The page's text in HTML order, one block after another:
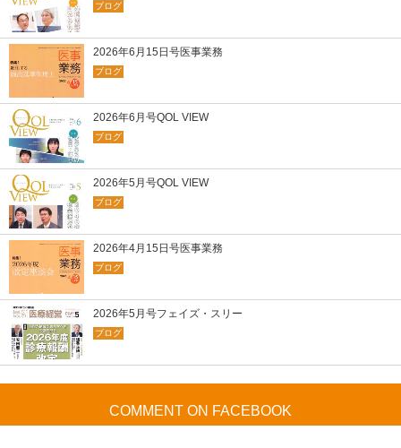
ブログ
2026年6月15日号医事業務
ブログ
2026年6月号QOL VIEW
ブログ
2026年5月号QOL VIEW
ブログ
2026年4月15日号医事業務
ブログ
2026年5月号フェイズ・スリー
ブログ
COMMENT ON FACEBOOK